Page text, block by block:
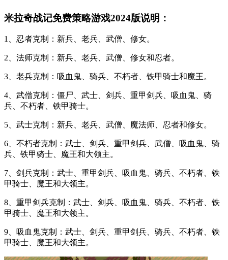
米拉奇战记免费策略游戏2024版说明：
1、忍者克制：新兵、老兵、武僧、修女。
2、法师克制：新兵、老兵、武僧、修女和忍者。
3、老兵克制：吸血鬼、骑兵、不朽者、铁甲骑士和魔王。
4、武僧克制：僵尸、武士、剑兵、重甲剑兵、吸血鬼、骑
兵、不朽者、铁甲骑士。
5、武士克制：新兵、老兵、武僧、魔法师、忍者和修女。
6、不朽者克制：武士、剑兵、重甲剑兵、武僧、吸血鬼、骑
兵、铁甲骑士、魔王和大领主。
7、剑兵克制：武士、重甲剑兵、吸血鬼、骑兵、不朽者、铁
甲骑士、魔王和大领主。
8、重甲剑兵克制：武士、剑兵、吸血鬼、骑兵、不朽者、铁
甲骑士、魔王和大领主。
9、吸血鬼克制：武士、剑兵、重甲剑兵、骑兵、不朽者、铁
甲骑士、魔王和大领主。